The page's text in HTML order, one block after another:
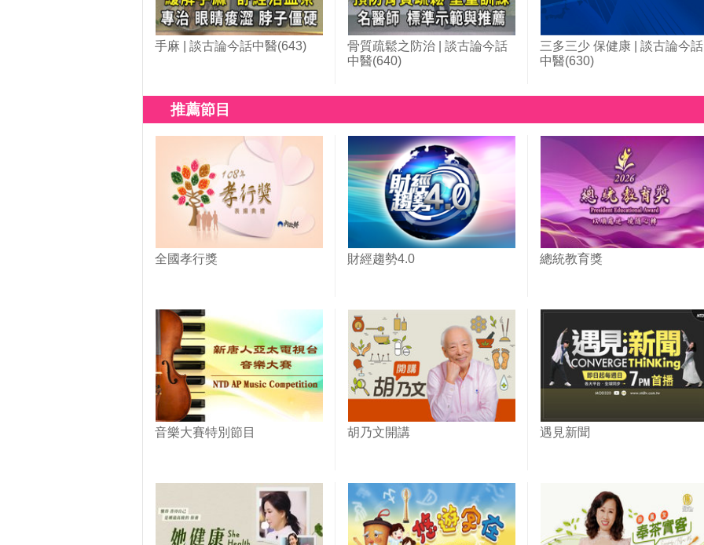
手麻 | 談古論今話中醫(643)
骨質疏鬆之防治 | 談古論今話
中醫(640)
三多三少 保健康 | 談古論今話
中醫(630)
推薦節目
全國孝行獎 財經趨勢4.0 總統教育獎
音樂大賽特別節目 胡乃文開講 遇見新聞